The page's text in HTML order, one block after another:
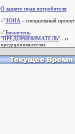
О защите прав потребителя
ЗОНА - специальный проект
Бюллетень
"ПРЕДПРИНИМАТЕЛЬ" - о
предпринимателях.